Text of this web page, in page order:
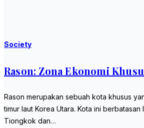
Society
Rason: Zona Ekonomi
Rason merupakan sebuah kota khusus
timur laut Korea Utara. Kota ini
Tiongkok dan…